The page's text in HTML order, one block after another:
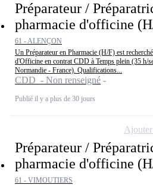
Préparateur /
pharmacie d'officine
61 - ALENÇON
Un Préparateur en Pharmacie (H/F) est
d'Officine en contrat CDD à Temps plein (35 h/
Normandie - France). Qualifications...
CDD - Non renseigné
Publié il y a plus de 30 jours
Préparateur /
pharmacie d'officine
61 - VIMOUTIERS